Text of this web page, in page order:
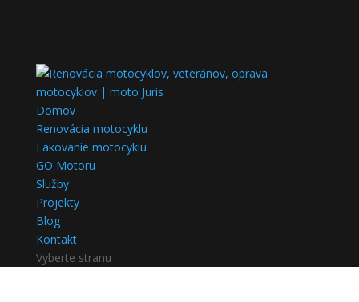
Domov
Renovácia motocyklu
Lakovanie motocyklu
GO Motoru
Služby
Projekty
Blog
Kontakt
Vyberte stranu